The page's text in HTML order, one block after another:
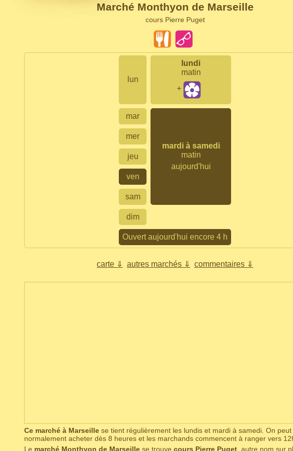
Marché Monthyon de Marseille
cours Pierre Puget
lun
lundi
matin
+
mar
mardi à samedi
matin
aujourd'hui
mer
jeu
ven
sam
dim
Ouvert aujourd'hui encore 4 h
carte ⇓ autres marchés ⇓ commentaires ⇓
Ce marché à Marseillese tient régulièrement les lundis et mardi à samedi. On peut
normalement acheter dès 8 heures et les marchands commencent à ranger vers
Le marché Monthyon de Marseillese trouve cours Pierre Puget, autre nom sur